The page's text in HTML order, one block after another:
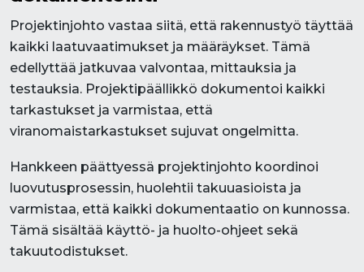
Projektinjohto vastaa siitä, että rakennustyö täyttää
kaikki laatuvaatimukset ja määräykset. Tämä
edellyttää jatkuvaa valvontaa, mittauksia ja
testauksia. Projektipäällikkö dokumentoi kaikki
tarkastukset ja varmistaa, että
viranomaistarkastukset sujuvat ongelmitta.
Hankkeen päättyessä projektinjohto koordinoi
luovutusprosessin, huolehtii takuuasioista ja
varmistaa, että kaikki dokumentaatio on kunnossa.
Tämä sisältää käyttö- ja huolto-ohjeet sekä
takuutodistukset.